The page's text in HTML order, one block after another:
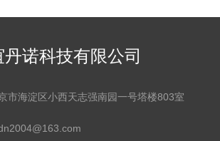
诺科技有限公司
市海淀区小西天志强南园一号塔楼803室